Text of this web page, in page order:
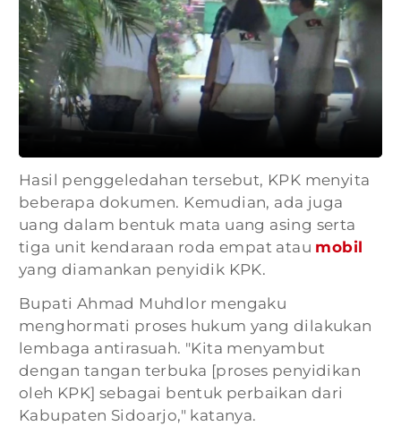
Hasil penggeledahan tersebut, KPK menyita
beberapa dokumen. Kemudian, ada juga
uang dalam bentuk mata uang asing serta
tiga unit kendaraan roda empat atau mobil
yang diamankan penyidik KPK.
Bupati Ahmad Muhdlor mengaku
menghormati proses hukum yang dilakukan
lembaga antirasuah. "Kita menyambut
dengan tangan terbuka [proses penyidikan
oleh KPK] sebagai bentuk perbaikan dari
Kabupaten Sidoarjo," katanya.